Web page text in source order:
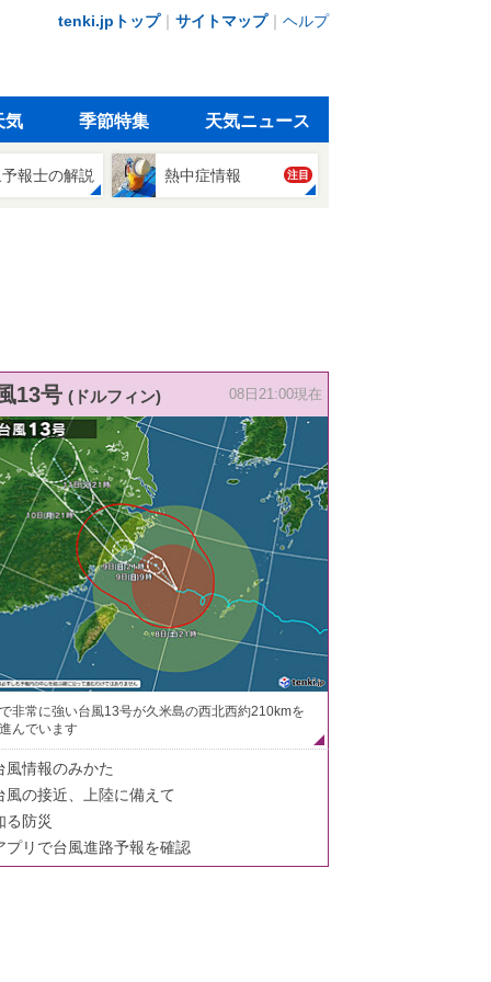
tenki.jpトップ｜ サイトマップ｜ ヘルプ
気 季節特集 天気ニュース
報士の解説 熱中症情報 注目
13号 (ドルフィン) 08日21:00現在
非常に強い台風13号が久米島の西北西約210kmを
んでいます
風情報のみかた
風の接近、上陸に備えて
る防災
プリで台風進路予報を確認